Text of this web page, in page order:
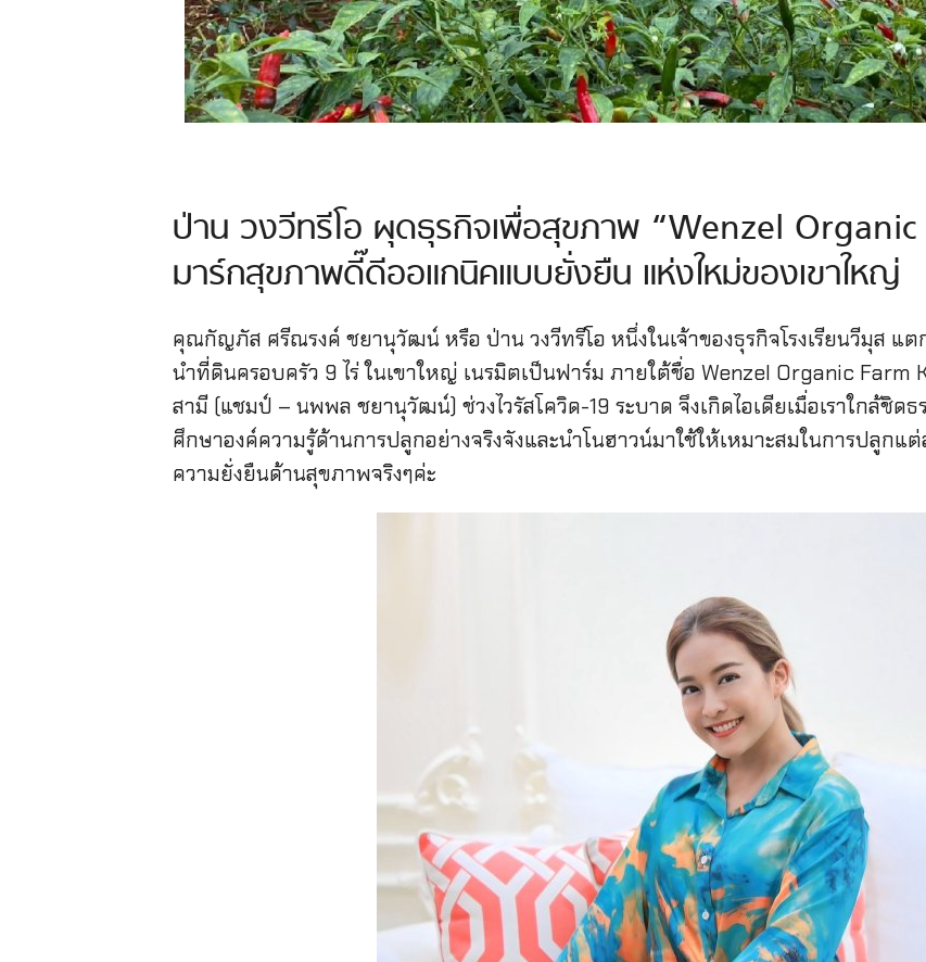
ป่าน วงวีทรีโอ ผุดธุรกิจเพื่อสุขภาพ “Wenzel
มาร์กสุขภาพดี๊ดีออแกนิคแบบยั่งยืน แห่งใหม่ของเขาใหญ่
คุณกัญภัส ศรีณรงค์ ชยานุวัฒน์ หรือ ป่าน วงวีทรีโอ หนึ่งในเจ้าของธุรกิจโรงเรียนวีมุส
นำที่ดินครอบครัว 9 ไร่ ในเขาใหญ่ เนรมิตเป็นฟาร์ม ภายใต้ชื่อ Wenzel Organic Farm
สามี (แชมป์ – นพพล ชยานุวัฒน์) ช่วงไวรัสโควิด-19 ระบาด จึงเกิดไอเดียเมื่อเราใกล้ชิด
ศึกษาองค์ความรู้ด้านการปลูกอย่างจริงจังและนำโนฮาวน์มาใช้ให้เหมาะสมในการปลูก
ความยั่งยืนด้านสุขภาพจริงๆค่ะ